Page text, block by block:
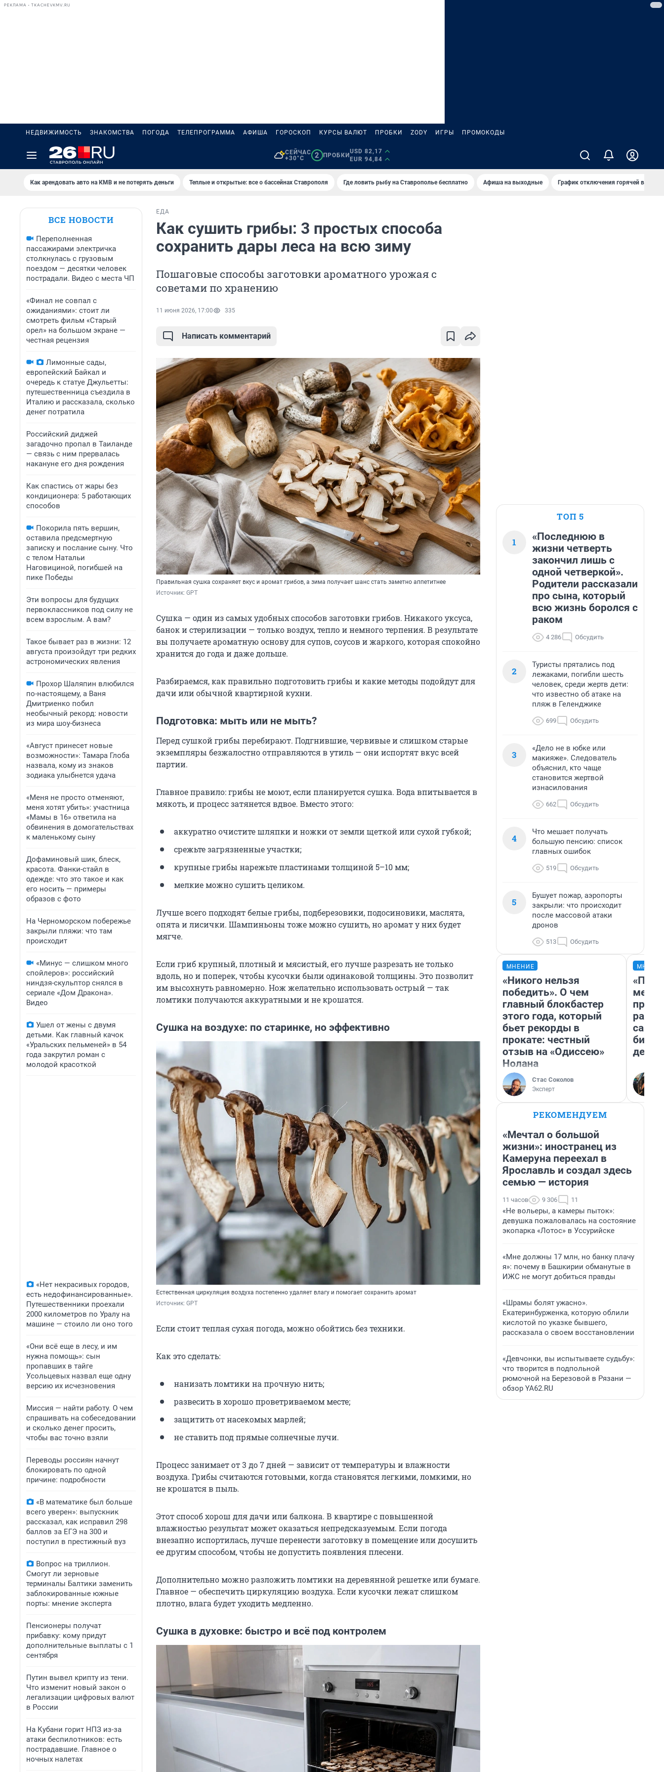
РЕКЛАМА • TKACHEVKMV.RU
НЕДВИЖИМОСТЬ ЗНАКОМСТВА ПОГОДА ТЕЛЕПРОГРАММА АФИША ГОРОСКОП КУРСЫ ВАЛЮТ ПРОБКИ ZODY ИГРЫ ПРОМОКОДЫ
СЕЙЧАС
+30°C
2 ПРОБКИ
USD 82,17
EUR 94,84
Как арендовать авто на КМВ и не потерять деньги Теплые и открытые: все о бассейнах Ставрополя Где ловить рыбу на Ставрополье бесплатно Афиша на выходные График отключения горячей воды в
ВСЕ НОВОСТИ
Переполненная
пассажирами электричка
столкнулась с грузовым
поездом — десятки человек
пострадали. Видео с места ЧП
«Финал не совпал с
ожиданиями»: стоит ли
смотреть фильм «Старый
орел» на большом экране —
честная рецензия
Лимонные сады,
европейский Байкал и
очередь к статуе Джульетты:
путешественница съездила в
Италию и рассказала, сколько
денег потратила
Российский диджей
загадочно пропал в Таиланде
— связь с ним прервалась
накануне его дня рождения
Как спастись от жары без
кондиционера: 5 работающих
способов
Покорила пять вершин,
оставила предсмертную
записку и послание сыну. Что
с телом Натальи
Наговициной, погибшей на
пике Победы
Эти вопросы для будущих
первоклассников под силу не
всем взрослым. А вам?
Такое бывает раз в жизни: 12
августа произойдут три редких
астрономических явления
Прохор Шаляпин влюбился
по-настоящему, а Ваня
Дмитриенко побил
необычный рекорд: новости
из мира шоу-бизнеса
«Август принесет новые
возможности»: Тамара Глоба
назвала, кому из знаков
зодиака улыбнется удача
«Меня не просто отменяют,
меня хотят убить»: участница
«Мамы в 16» ответила на
обвинения в домогательствах
к маленькому сыну
Дофаминовый шик, блеск,
красота. Фанки-стайл в
одежде: что это такое и как
его носить — примеры
образов с фото
На Черноморском побережье
закрыли пляжи: что там
происходит
«Минус — слишком много
спойлеров»: российский
ниндзя-скульптор снялся в
сериале «Дом Дракона».
Видео
Ушел от жены с двумя
детьми. Как главный качок
«Уральских пельменей» в 54
года закрутил роман с
молодой красоткой
«Нет некрасивых городов,
есть недофинансированные».
Путешественники проехали
2000 километров по Уралу на
машине — стоило ли оно того
«Они всё еще в лесу, и им
нужна помощь»: сын
пропавших в тайге
Усольцевых назвал еще одну
версию их исчезновения
Миссия — найти работу. О чем
спрашивать на собеседовании
и сколько денег просить,
чтобы вас точно взяли
Переводы россиян начнут
блокировать по одной
причине: подробности
«В математике был больше
всего уверен»: выпускник
рассказал, как исправил 298
баллов за ЕГЭ на 300 и
поступил в престижный вуз
Вопрос на триллион.
Смогут ли зерновые
терминалы Балтики заменить
заблокированные южные
порты: мнение эксперта
Пенсионеры получат
прибавку: кому придут
дополнительные выплаты с 1
сентября
Путин вывел крипту из тени.
Что изменит новый закон о
легализации цифровых валют
в России
На Кубани горит НПЗ из-за
атаки беспилотников: есть
пострадавшие. Главное о
ночных налетах
ЕДА
Как сушить грибы: 3 простых способа
сохранить дары леса на всю зиму
Пошаговые способы заготовки ароматного урожая с
советами по хранению
11 июня 2026, 17:00 335
Написать комментарий
Правильная сушка сохраняет вкус и аромат грибов, а зима получает шанс стать заметно аппетитнее
Источник: GPT
Сушка — один из самых удобных способов заготовки грибов. Никакого уксуса,
банок и стерилизации — только воздух, тепло и немного терпения. В результате
вы получаете ароматную основу для супов, соусов и жаркого, которая спокойно
хранится до года и даже дольше.
Разбираемся, как правильно подготовить грибы и какие методы подойдут для
дачи или обычной квартирной кухни.
Подготовка: мыть или не мыть?
Перед сушкой грибы перебирают. Подгнившие, червивые и слишком старые
экземпляры безжалостно отправляются в утиль — они испортят вкус всей
партии.
Главное правило: грибы не моют, если планируется сушка. Вода впитывается в
мякоть, и процесс затянется вдвое. Вместо этого:
аккуратно очистите шляпки и ножки от земли щеткой или сухой губкой;
срежьте загрязненные участки;
крупные грибы нарежьте пластинами толщиной 5–10 мм;
мелкие можно сушить целиком.
Лучше всего подходят белые грибы, подберезовики, подосиновики, маслята,
опята и лисички. Шампиньоны тоже можно сушить, но аромат у них будет
мягче.
Если гриб крупный, плотный и мясистый, его лучше разрезать не только
вдоль, но и поперек, чтобы кусочки были одинаковой толщины. Это позволит
им высохнуть равномерно. Нож желательно использовать острый — так
ломтики получаются аккуратными и не крошатся.
Сушка на воздухе: по старинке, но эффективно
Естественная циркуляция воздуха постепенно удаляет влагу и помогает сохранить аромат
Источник: GPT
Если стоит теплая сухая погода, можно обойтись без техники.
Как это сделать:
нанизать ломтики на прочную нить;
развесить в хорошо проветриваемом месте;
защитить от насекомых марлей;
не ставить под прямые солнечные лучи.
Процесс занимает от 3 до 7 дней — зависит от температуры и влажности
воздуха. Грибы считаются готовыми, когда становятся легкими, ломкими, но
не крошатся в пыль.
Этот способ хорош для дачи или балкона. В квартире с повышенной
влажностью результат может оказаться непредсказуемым. Если погода
внезапно испортилась, лучше перенести заготовку в помещение или досушить
ее другим способом, чтобы не допустить появления плесени.
Дополнительно можно разложить ломтики на деревянной решетке или бумаге.
Главное — обеспечить циркуляцию воздуха. Если кусочки лежат слишком
плотно, влага будет уходить медленно.
Сушка в духовке: быстро и всё под контролем
ТОП 5
1
«Последнюю в
жизни четверть
закончил лишь с
одной четверкой».
Родители рассказали
про сына, который
всю жизнь боролся с
раком
4 286 Обсудить
2
Туристы прятались под
лежаками, погибли шесть
человек, среди жертв дети:
что известно об атаке на
пляж в Геленджике
699 Обсудить
3
«Дело не в юбке или
макияже». Следователь
объяснил, кто чаще
становится жертвой
изнасилования
662 Обсудить
4
Что мешает получать
большую пенсию: список
главных ошибок
519 Обсудить
5
Бушует пожар, аэропорты
закрыли: что происходит
после массовой атаки
дронов
513 Обсудить
МНЕНИЕ
«Никого нельзя
победить». О чем
главный блокбастер
этого года, который
бьет рекорды в
прокате: честный
отзыв на «Одиссею»
Нолана
Стас Соколов
Эксперт
РЕКОМЕНДУЕМ
«Мечтал о большой
жизни»: иностранец из
Камеруна переехал в
Ярославль и создал здесь
семью — история
11 часов 9 306 11
«Не вольеры, а камеры пыток»:
девушка пожаловалась на состояние
экопарка «Лотос» в Уссурийске
«Мне должны 17 млн, но банку плачу
я»: почему в Башкирии обманутые в
ИЖС не могут добиться правды
«Шрамы болят ужасно».
Екатеринбурженка, которую облили
кислотой по указке бывшего,
рассказала о своем восстановлении
«Девчонки, вы испытываете судьбу»:
что творится в подпольной
рюмочной на Березовой в Рязани —
обзор YA62.RU